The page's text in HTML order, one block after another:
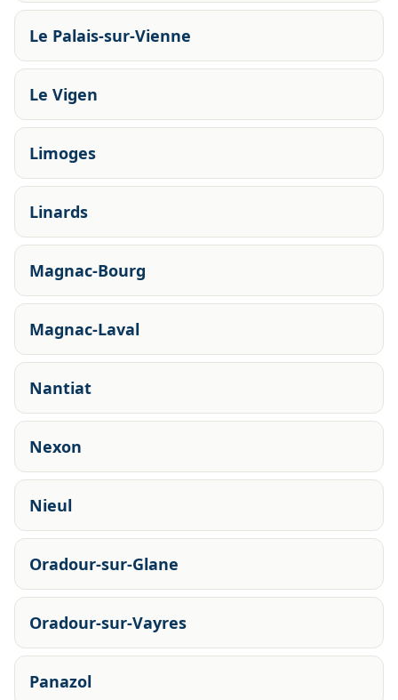
Le Palais-sur-Vienne
Le Vigen
Limoges
Linards
Magnac-Bourg
Magnac-Laval
Nantiat
Nexon
Nieul
Oradour-sur-Glane
Oradour-sur-Vayres
Panazol